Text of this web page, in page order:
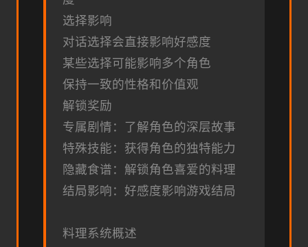
选择影响
对话选择会直接影响好感度
某些选择可能影响多个角色
保持一致的性格和价值观
解锁奖励
专属剧情：了解角色的深层故事
特殊技能：获得角色的独特能力
隐藏食谱：解锁角色喜爱的料理
结局影响：好感度影响游戏结局
料理系统概述